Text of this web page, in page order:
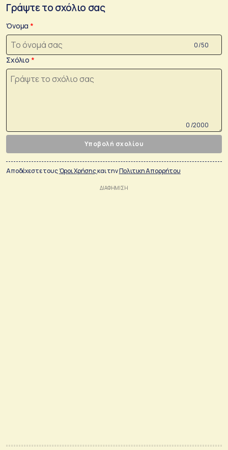
Γράψτε το σχόλιο σας
Όνομα
0 /50
Σχόλιο
0 /2000
Υποβολή σχολίου
Αποδέχεστε τουςΌροι Χρήσηςκαι τηνΠολιτικη Απορρήτου